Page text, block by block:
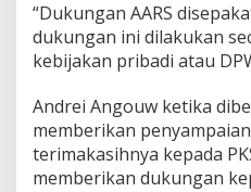
“Dukungan AARS
dukungan ini dilakukan
kebijakan pribadi atau
Andrei Angouw ketika
memberikan
terimakasihnya kepada
memberikan dukungan